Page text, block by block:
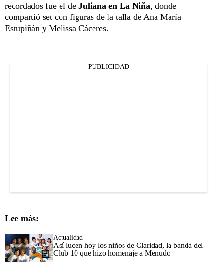
recordados fue el de Juliana en La Niña, donde
compartió set con figuras de la talla de Ana María
Estupiñán y Melissa Cáceres.
PUBLICIDAD
Lee más:
Actualidad
Así lucen hoy los niños de Claridad, la banda del
Club 10 que hizo homenaje a Menudo